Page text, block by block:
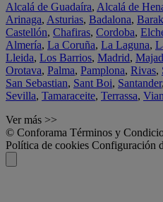
Alcalá de Guadaíra, Alcalá de
Arinaga, Asturias, Badalona,
Castellón, Chafiras, Cordoba,
Almería, La Coruña, La Laguna,
Lleida, Los Barrios, Madrid,
Orotava, Palma, Pamplona, Rivas,
San Sebastian, Sant Boi, Santander,
Sevilla, Tamaraceite, Terrassa,
Ver más >>
© Conforama Términos y
Política de cookies Configuración